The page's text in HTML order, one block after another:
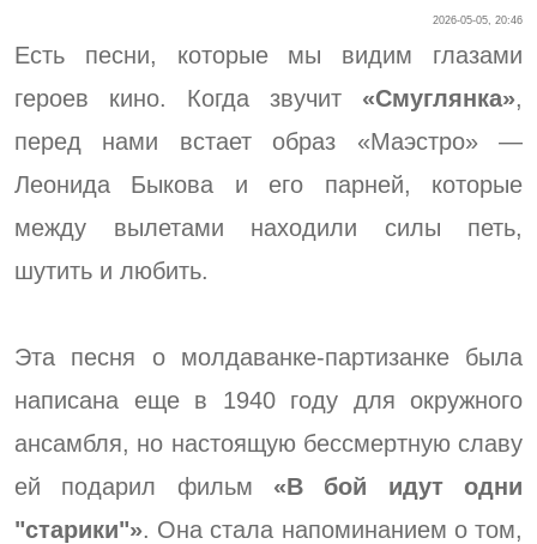
2026-05-05, 20:46
Есть песни, которые мы видим глазами
героев кино. Когда звучит «Смуглянка»,
перед нами встает образ «Маэстро» —
Леонида Быкова и его парней, которые
между вылетами находили силы петь,
шутить и любить.
Эта песня о молдаванке-партизанке была
написана еще в 1940 году для окружного
ансамбля, но настоящую бессмертную славу
ей подарил фильм «В бой идут одни
"старики"». Она стала напоминанием о том,